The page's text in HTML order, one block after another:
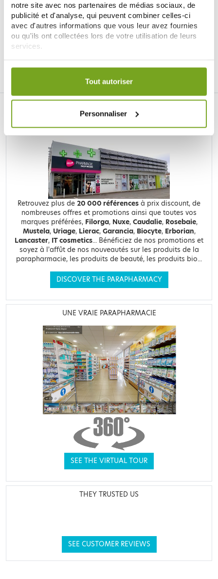
notre site avec nos partenaires de médias sociaux, de
publicité et d'analyse, qui peuvent combiner celles-ci
avec d'autres informations que vous leur avez fournies
ou qu'ils ont collectées lors de votre utilisation de leurs
services.
Votre choix de consentement est conservé pendant une
Tout autoriser
Personnaliser
Retrouvez plus de 20 000 références à prix discount, de
nombreuses offres et promotions ainsi que toutes vos
marques préférées, Filorga, Nuxe, Caudalie, Rosebaie,
Mustela, Uriage, Lierac, Garancia, Biocyte, Erborian,
Lancaster, IT cosmetics... Bénéficiez de nos promotions et
soyez à l'affût de nos nouveautés sur les produits de la
parapharmacie, les produits de beauté, les produits bio...
DISCOVER THE PARAPHARMACY
UNE VRAIE PARAPHARMACIE
SEE THE VIRTUAL TOUR
THEY TRUSTED US
SEE CUSTOMER REVIEWS